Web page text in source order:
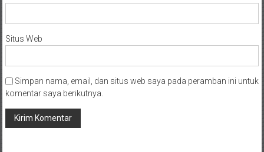
Situs Web
Simpan nama, email, dan situs web saya pada peramban ini untuk
komentar saya berikutnya.